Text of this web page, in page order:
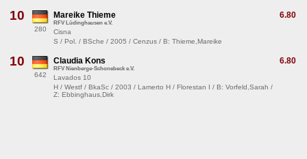
10
280
6.80
Mareike Thieme
RFV Lüdinghausen e.V.
Cisna
S / Pol. / BSche / 2005 / Cenzus / B: Thieme,Mareike
10
642
6.80
Claudia Kons
RFV Nienberge-Schonebeck e.V.
Lavados 10
H / Westf / BkaSc / 2003 / Lamerto H / Florestan I / B: Vorfeld,Sarah /
Z: Ebbinghaus,Dirk